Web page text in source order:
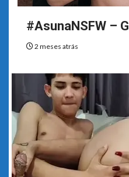
#AsunaNSFW –
2 meses atrás